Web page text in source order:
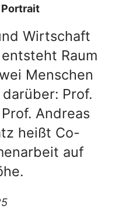
Portrait
Wirtschaft
Raum
Menschen
Prof.
Andreas
heißt Co-
auf